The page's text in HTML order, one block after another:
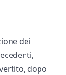
dei
dopo